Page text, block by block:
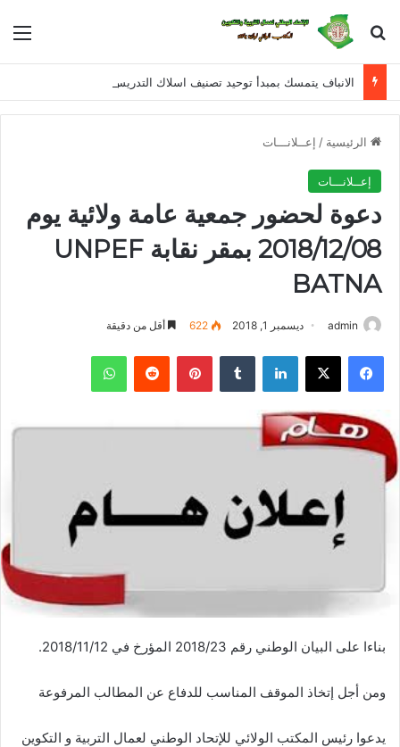
بحث عن
الرئيسية / إعــلانـــات
إعــلانـــات
دعوة لحضور جمعية عامة ولائية يوم
2018/12/08 بمقر نقابة UNPEF
BATNA
admin ديسمبر 1, 2018 622 أقل من دقيقة
فيسبوك لينكدإن بينتيريست
بناءا على البيان الوطني رقم 2018/23 المؤرخ في 2018/11/12.
ومن أجل إتخاذ الموقف المناسب للدفاع عن المطالب المرفوعة
يدعوا رئيس المكتب الولائي للإتحاد الوطني لعمال التربية و التكوين